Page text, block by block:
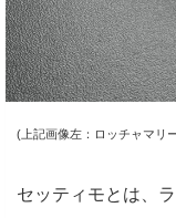
(上記画像左：ロッチャマリ
セッティモとは、